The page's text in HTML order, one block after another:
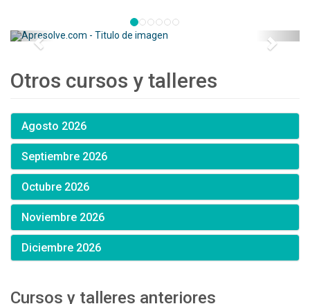
Otros cursos y talleres
Agosto 2026
Septiembre 2026
Octubre 2026
Noviembre 2026
Diciembre 2026
Cursos y talleres anteriores